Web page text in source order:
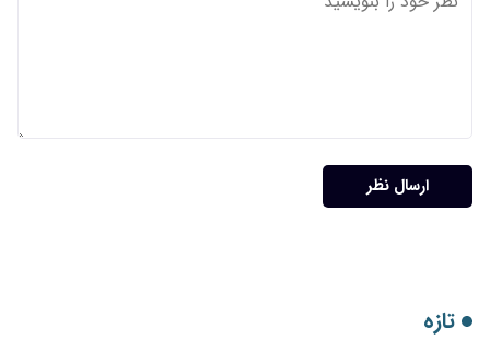
ارسال نظر
تازه